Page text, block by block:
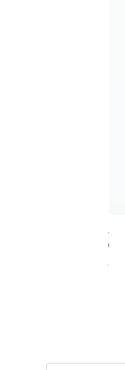
RA מערוך טקסטורה
מחיר רגיל